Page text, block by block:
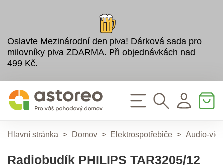
Oslavte Mezinárodní den piva! Dárková sada pro
milovníky piva ZDARMA. Při objednávkách nad
499 Kč.
Hlavní stránka > Domov > Elektrospotřebiče > Audio-
Radiobudík PHILIPS TAR3205/12